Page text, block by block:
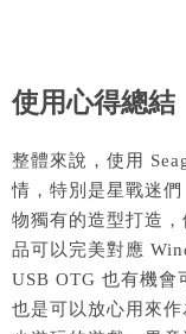
使用心得總結
整體來說，使用
情，特別是星戰迷
物獨有的造型打造
品可以完美對應
USB OTG 也有機會
也是可以放心用來